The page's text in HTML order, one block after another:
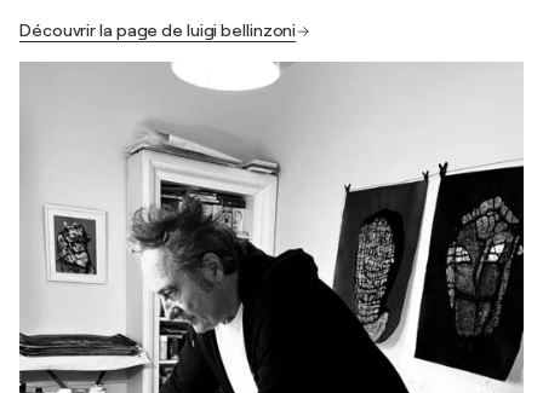
Découvrir la page de luigi bellinzoni